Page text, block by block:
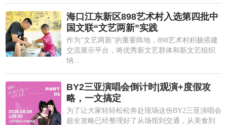
海口江东新区898艺术村入选第四批中
国文联“文艺两新”实践
作为"文艺两新"的重要阵地，898艺术村积极搭建
交流展示平台，将优秀新文艺群体和新文艺组织
纳...
BY2三亚演唱会倒计时|观演+度假攻
略，一文搞定
为了让大家轻轻松松奔赴现场这份BY2三亚演唱会
超全攻略已经整理好了从场馆到交通，从美食到